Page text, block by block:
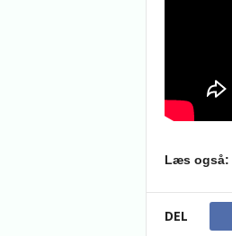
Læs også:
DEL